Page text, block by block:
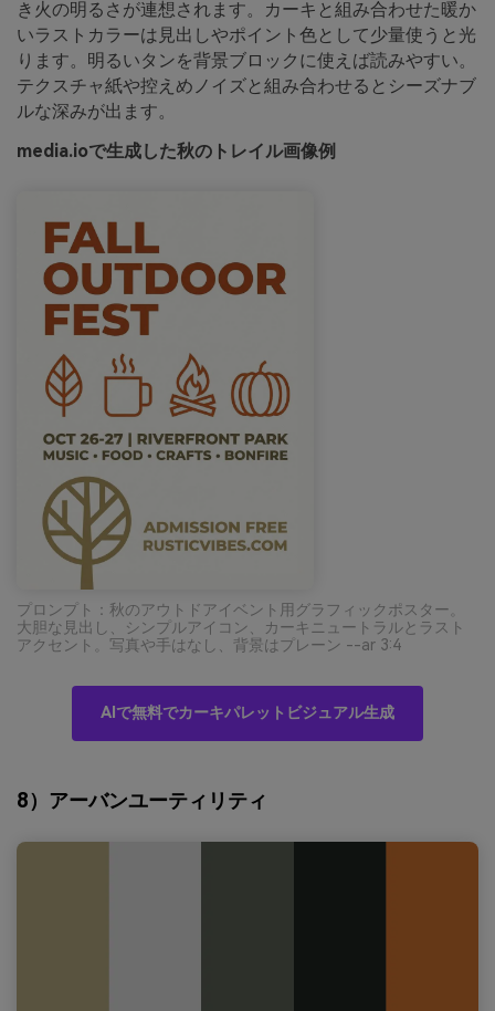
き火の明るさが連想されます。カーキと組み合わせた暖か
いラストカラーは見出しやポイント色として少量使うと光
ります。明るいタンを背景ブロックに使えば読みやすい。
テクスチャ紙や控えめノイズと組み合わせるとシーズナブ
ルな深みが出ます。
media.ioで生成した秋のトレイル画像例
プロンプト：秋のアウトドアイベント用グラフィックポスター。
大胆な見出し、シンプルアイコン、カーキニュートラルとラスト
アクセント。写真や手はなし、背景はプレーン --ar 3:4
AIで無料でカーキパレットビジュアル生成
8）アーバンユーティリティ